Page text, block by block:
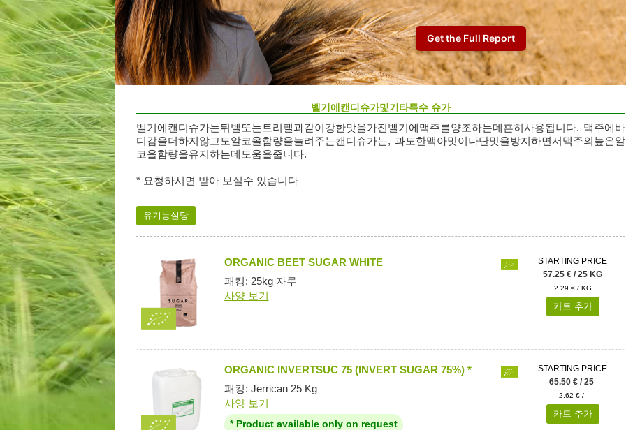
벨기에캔디슈가및기타특수 슈가
벨기에캔디슈가는뒤벨또는트리펠과같이강한맛을가진벨기에맥주를양조하는데흔히사용됩니다. 맥주에바
디감을더하지않고도알코올함량을늘려주는캔디슈가는, 과도한맥아맛이나단맛을방지하면서맥주의높은알
코올함량을유지하는데도움을줍니다.
* 요청하시면 받아 보실수 있습니다
유기농설탕
ORGANIC BEET SUGAR WHITE
패킹: 25kg 자루
사양 보기
STARTING PRICE
57.25 € / 25 KG
2.29 € / KG
카트 추가
ORGANIC INVERTSUC 75 (INVERT SUGAR 75%) *
패킹: Jerrican 25 Kg
사양 보기
* Product available only on request
STARTING PRICE
65.50 € / 25
2.62 € /
카트 추가